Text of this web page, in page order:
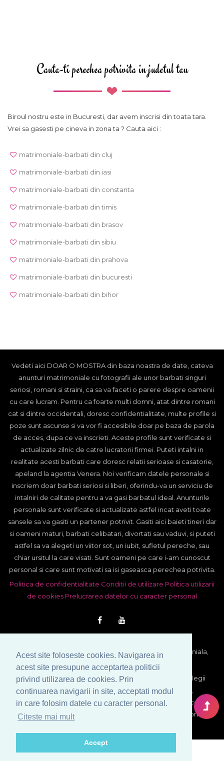
Acest site foloseste cookies. Navigarea in
acest site presupune acceptartea politicii
privind utilizarea de cookies. Prin
continuarea navigarii in site, acceptati modul
in care folosim datele cu caracter personal.
Citeste mai mult
Accept
Cauta-ti perechea potrivita in judetul tau
Biroul nostru este in Bucuresti, dar avem inscrisi din toata tara.
Vrei sa gasesti pe cineva in zona ta ? Cauta aici :
matrimoniale-barbati din cluj
matrimoniale-barbati din iasi
matrimoniale-barbati din constanta
matrimoniale-barbati din timis
matrimoniale-barbati din brasov
matrimoniale-barbati din sibiu
matrimoniale-barbati din prahova
matrimoniale-barbati din bucuresti
matrimoniale-barbati din bihor
Vedeti aici DOAR O MOSTRA din baza noastra de date, cateva
anunturi matrimoniale cu fotografii ale unor barbati singuri
seriosi, romani si straini, ca sa va faceti o parere despre oamenii
cu care lucram. Pentru ca foarte multi domni, atat dintre romani
cat si dintre occidentali, doresc confidentialitate, multe profile si
poze sunt ascunse si va vor fi accesibile doar pe baza de parola
de acces, dupa ce va inscrieti. Aceste profile sunt verificate si
actualizate zilnic de catre lucratorii firmei. Puteti intalni in
realitate acesti barbati care doresc relatii serioase si casatorie,
apeland la agentia Venera. Noi verificam datele personale si
inscriem doar barbati seriosi si liberi, oferindu-va un serviciu de
intalniri de calitate pentru a va gasi barbatul ideal. Anunturile
personale sunt verificate si actualizate astfel incat aveti toate
sansele sa va gasiti un partener potrivit. Gasiti aici baieti tineri dar
si oameni maturi, barbati celibatari, divortati sau vaduvi, si puteti
astfel sa va alegeti un viitor sot, un iubit, sufletul pereche, sau
chiar ursitul la care visati. Sunt oameni pe care i-am cunoscut
personal si care sunt motivati sa isi gaseasca perechea potrivita.
Politica de confidentialitate Conditii de utilizare Politica utilizarii
de cookies Prelucrarea datelor cu caracter personal
© Copyright 1999-2026 Venera S.R.L. - Agentie Matrimoniala,
Bucuresti, Romania. Toate drepturile rezervate.
Imaginile si textele din acest site se afla sub incidenta legii
dreptului de autor. Utilizarea integrala sau partiala,
reproducerea si multiplicarea lor pe orice suport fara acordul
scris al proprietarului constituie contraventie si se sanctioneaza